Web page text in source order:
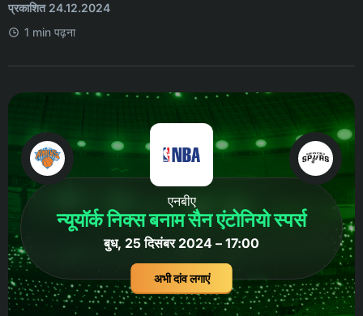
प्रकाशित 24.12.2024
1 min पढ़ना
एनबीए
न्यूयॉर्क निक्स बनाम सैन एंटोनियो स्पर्स
बुध, 25 दिसंबर 2024 – 17:00
अभी दांव लगाएं